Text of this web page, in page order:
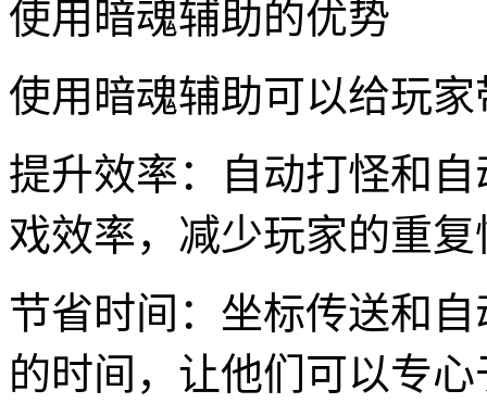
使用暗魂辅助的优势
使用暗魂辅助可以给玩
提升效率：自动打怪和
戏效率，减少玩家的重
节省时间：坐标传送和
的时间，让他们可以专